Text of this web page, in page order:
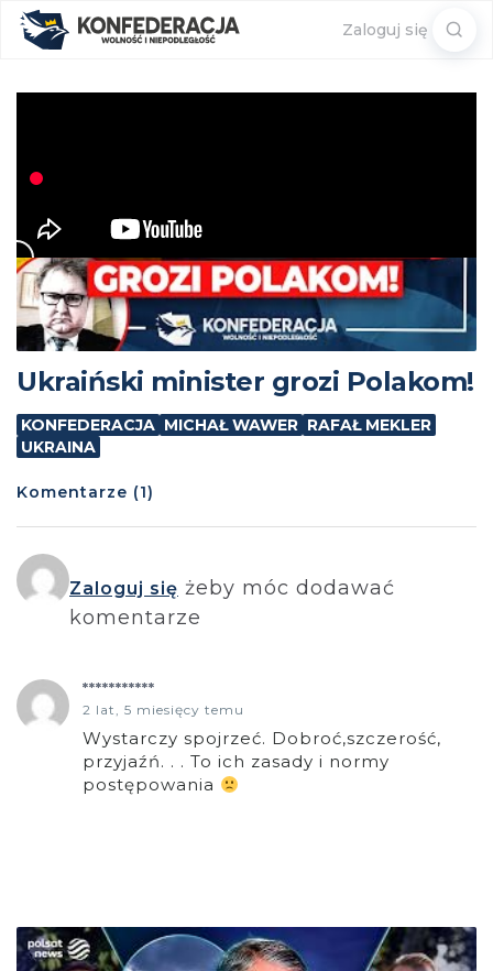
Zaloguj się
Ukraiński minister grozi Polakom!
KONFEDERACJA MICHAŁ WAWER RAFAŁ MEKLER
UKRAINA
Komentarze (1)
Zaloguj się żeby móc dodawać
komentarze
***********
2 lat, 5 miesięcy temu
Wystarczy spojrzeć. Dobroć,szczerość,
przyjaźń. . . To ich zasady i normy
postępowania